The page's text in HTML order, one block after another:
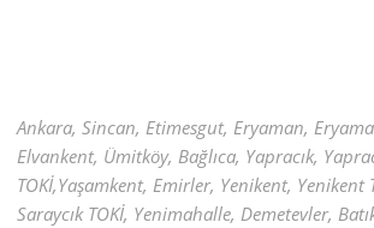
Ankara, Sincan, Etimesgut, Eryaman,
Elvankent, Ümitköy, Bağlıca, Yapracık,
TOKİ,Yaşamkent, Emirler, Yenikent, Yenikent
Saraycık TOKİ, Yenimahalle, Demetevler,